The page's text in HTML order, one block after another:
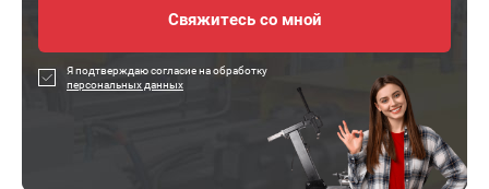
Я подтверждаю согласие на обработку
персональных данных